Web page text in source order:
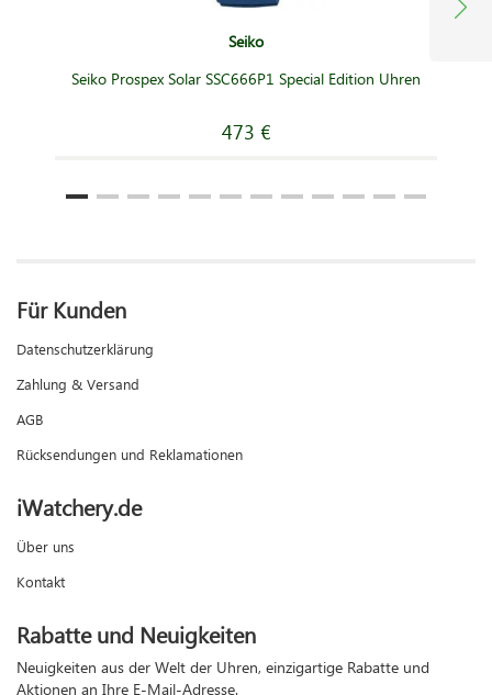
Seiko
Seiko Prospex Solar SSC666P1 Special Edition Uhren
473 €
Für Kunden
Datenschutzerklärung
Zahlung & Versand
AGB
Rücksendungen und Reklamationen
iWatchery.de
Über uns
Kontakt
Rabatte und Neuigkeiten
Neuigkeiten aus der Welt der Uhren, einzigartige Rabatte und
Aktionen an Ihre E-Mail-Adresse.